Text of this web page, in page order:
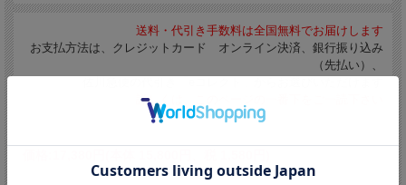
送料・代引き手数料は全国無料でお届けします
お支払方法は、クレジットカード オンライン決済、銀行振り込み
（先払い）、
詳しくは、このページの一番下をご一読下さい